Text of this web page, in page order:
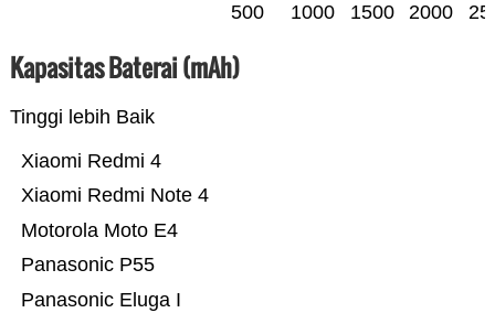
500 1000 1500 2000
Kapasitas Baterai (mAh)
Tinggi lebih Baik
Panasonic Eluga I
Panasonic P55
Motorola Moto E4
Xiaomi Redmi Note 4
Xiaomi Redmi 4